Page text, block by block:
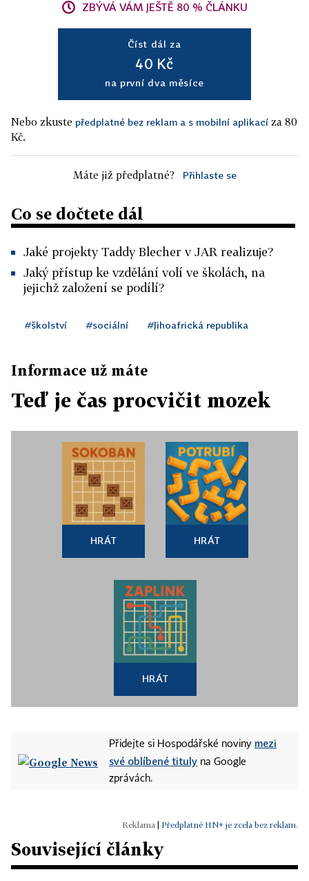
ZBÝVÁ VÁM JEŠTĚ 80 % ČLÁNKU
Číst dál za
40 Kč
na první dva měsíce
Nebo zkuste předplatné bez reklam a s mobilní aplikací za 80
Kč.
Máte již předplatné? Přihlaste se
Co se dočtete dál
Jaké projekty Taddy Blecher v JAR realizuje?
Jaký přístup ke vzdělání volí ve školách, na
jejichž založení se podílí?
#školství #sociální #Jihoafrická republika
Informace už máte
Teď je čas procvičit mozek
HRÁT HRÁT
HRÁT
Přidejte si Hospodářské noviny mezi
své oblíbené tituly na Google
zprávách.
Předplatné HN+ je zcela bez reklam.
Související články